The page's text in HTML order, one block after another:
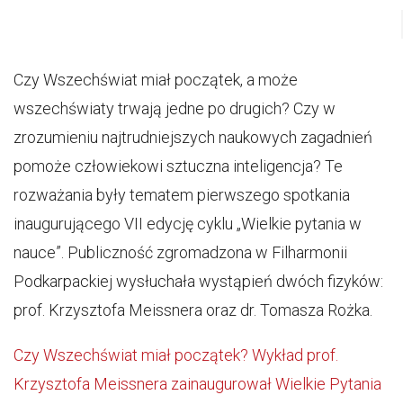
Czy Wszechświat miał początek, a może
wszechświaty trwają jedne po drugich? Czy w
zrozumieniu najtrudniejszych naukowych zagadnień
pomoże człowiekowi sztuczna inteligencja? Te
rozważania były tematem pierwszego spotkania
inaugurującego VII edycję cyklu „Wielkie pytania w
nauce”. Publiczność zgromadzona w Filharmonii
Podkarpackiej wysłuchała wystąpień dwóch fizyków:
prof. Krzysztofa Meissnera oraz dr. Tomasza Rożka.
Czy Wszechświat miał początek? Wykład prof.
Krzysztofa Meissnera zainaugurował Wielkie Pytania